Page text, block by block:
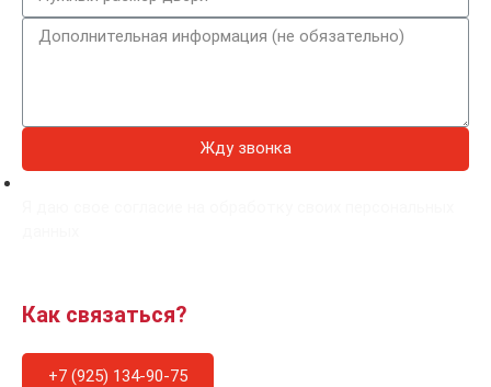
Жду звонка
Как связаться?
+7 (925) 134-90-75